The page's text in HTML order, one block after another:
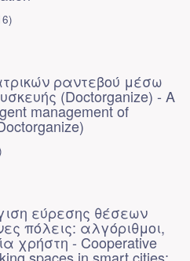
)
ραντεβού μέσω
(Doctorganize) - A
management of
εύρεσης θέσεων
πόλεις: αλγόριθμοι,
χρήστη - Cooperative